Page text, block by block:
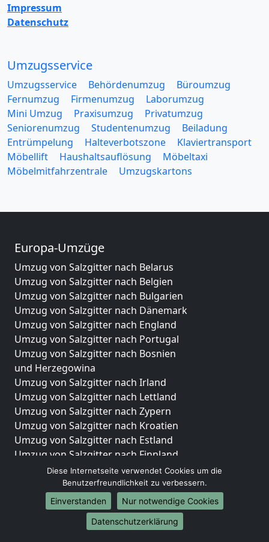
Impressum
Datenschutz
Umzugsservice
Umzugsservice Behördenumzug
Büroumzug
Fernumzug
Firmenumzug
Laborumzug
Mini Umzug
Praxisumzug
Privatumzug
Seniorenumzug
Studentenumzug
Beiladung
Entrümpelung
Halteverbotszone
Klaviertransport
Möbellift
Haushaltsauflösung
Möbeltaxi
Möbelmitfahrzentrale
Umzugskartons
Europa-Umzüge
Umzug von Salzgitter nach Belarus
Umzug von Salzgitter nach Belgien
Umzug von Salzgitter nach Bulgarien
Umzug von Salzgitter nach Dänemark
Umzug von Salzgitter nach England
Umzug von Salzgitter nach Portugal
Umzug von Salzgitter nach Bosnien
und Herzegowina
Umzug von Salzgitter nach Irland
Umzug von Salzgitter nach Lettland
Umzug von Salzgitter nach Zypern
Umzug von Salzgitter nach Kroatien
Umzug von Salzgitter nach Estland
Umzug von Salzgitter nach Finnland
Umzug von Salzgitter nach Frankreich
Umzug von Salzgitter nach Griechenland
Umzug von Salzgitter nach Italien
Umzug von Salzgitter nach Liechtenstein
Umzug von Salzgitter nach Luxemburg
Diese Internetseite verwendet Cookies um die
Benutzerfreundlichkeit zu verbessern.
Einverstanden
Nur notwendige Cookies
Datenschutzerklärung